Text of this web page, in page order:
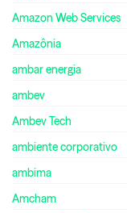
Amazon Web Services
Amazônia
ambar energia
ambev
Ambev Tech
ambiente corporativo
ambima
Amcham